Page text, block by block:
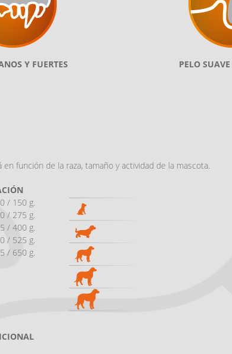
Y FUERTES PELO
función de la raza, tamaño y actividad de la mascota.
/ 150 g.
/ 275 g.
/ 400 g.
/ 525 g.
/ 650 g.